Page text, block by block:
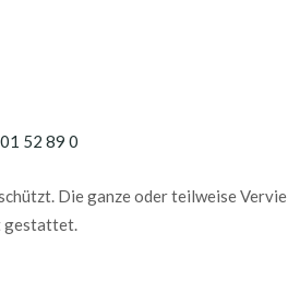
52 89 0
Die ganze oder teilweise
gestattet.